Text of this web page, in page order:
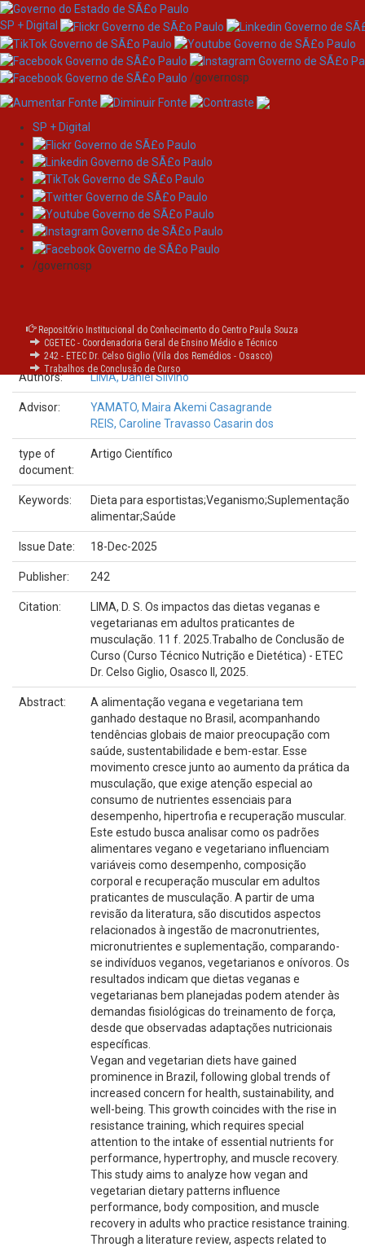
Skip
navigation
SP + Digital
/governosp
SP + Digital
/governosp
Repositório Institucional do Conhecimento do Centro Paula Souza
CGETEC - Coordenadoria Geral de Ensino Médio e Técnico
242 - ETEC Dr. Celso Giglio (Vila dos Remédios - Osasco)
Trabalhos de Conclusão de Curso
Please use this identifier to cite or link to this item:
https://ric.cps.sp.gov.br/handle/123456789/40014
Other
Titles:
The impacts of vegan and vegetarian diets on
adults who practice bodybuilding
Authors: LIMA, Daniel Silvino
Advisor:
YAMATO, Maira Akemi Casagrande
REIS, Caroline Travasso Casarin dos
type of
document:
Artigo Científico
Keywords:
Dieta para esportistas;Veganismo;Suplementação
alimentar;Saúde
Issue Date: 18-Dec-2025
Publisher: 242
Citation:
LIMA, D. S. Os impactos das dietas veganas e
vegetarianas em adultos praticantes de
musculação. 11 f. 2025.Trabalho de Conclusão de
Curso (Curso Técnico Nutrição e Dietética) - ETEC
Dr. Celso Giglio, Osasco II, 2025.
Abstract:
A alimentação vegana e vegetariana tem
ganhado destaque no Brasil, acompanhando
tendências globais de maior preocupação com
saúde, sustentabilidade e bem-estar. Esse
movimento cresce junto ao aumento da prática da
musculação, que exige atenção especial ao
consumo de nutrientes essenciais para
desempenho, hipertrofia e recuperação muscular.
Este estudo busca analisar como os padrões
alimentares vegano e vegetariano influenciam
variáveis como desempenho, composição
corporal e recuperação muscular em adultos
praticantes de musculação. A partir de uma
revisão da literatura, são discutidos aspectos
relacionados à ingestão de macronutrientes,
micronutrientes e suplementação, comparando-
se indivíduos veganos, vegetarianos e onívoros. Os
resultados indicam que dietas veganas e
vegetarianas bem planejadas podem atender às
demandas fisiológicas do treinamento de força,
desde que observadas adaptações nutricionais
específicas.
Vegan and vegetarian diets have gained
prominence in Brazil, following global trends of
increased concern for health, sustainability, and
well-being. This growth coincides with the rise in
resistance training, which requires special
attention to the intake of essential nutrients for
performance, hypertrophy, and muscle recovery.
This study aims to analyze how vegan and
vegetarian dietary patterns influence
performance, body composition, and muscle
recovery in adults who practice resistance training.
Through a literature review, aspects related to